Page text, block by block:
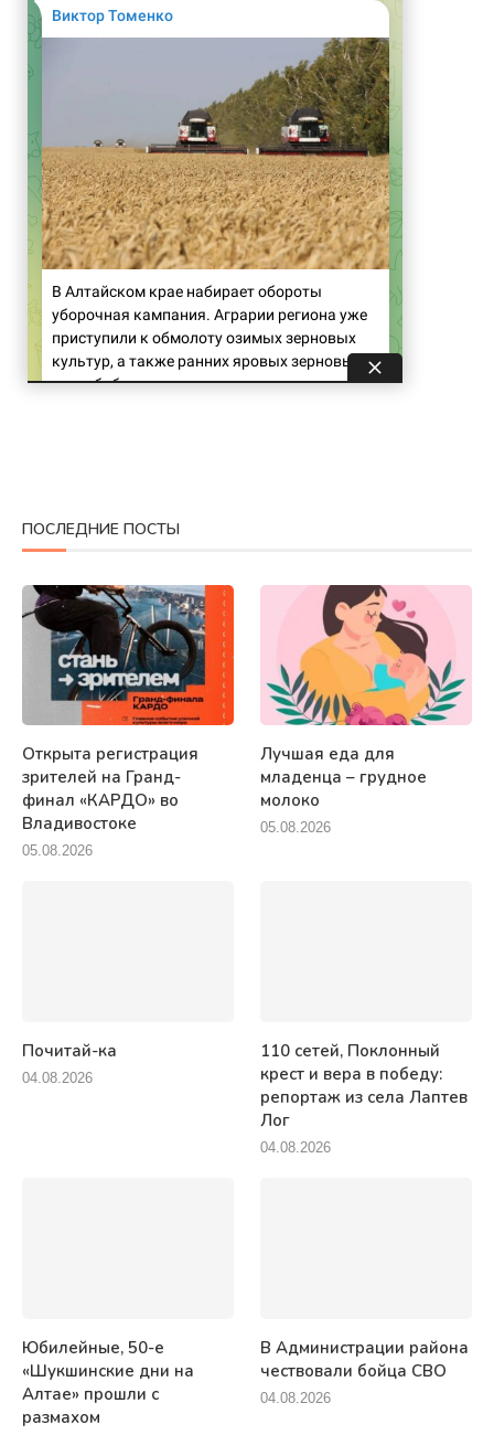
ПОСЛЕДНИЕ ПОСТЫ
Открыта регистрация
зрителей на Гранд-
финал «КАРДО» во
Владивостоке
05.08.2026
Лучшая еда для
младенца – грудное
молоко
05.08.2026
Почитай-ка
04.08.2026
110 сетей, Поклонный
крест и вера в победу:
репортаж из села Лаптев
Лог
04.08.2026
Юбилейные, 50-е
«Шукшинские дни на
Алтае» прошли с
размахом
В Администрации района
чествовали бойца СВО
04.08.2026